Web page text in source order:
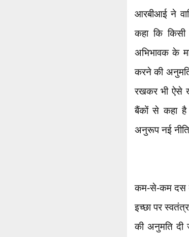
आरबीआई ने
कहा कि
अभिभावक के
करने की
रखकर भी ऐसे
बैंकों से कहा है
अनुरूप नई
कम-से-कम दस
इच्छा पर
की अनुमति दी